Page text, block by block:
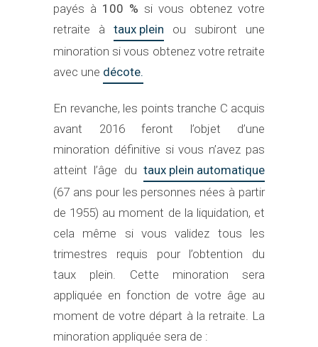
payés à 100 % si vous obtenez votre
retraite à taux plein ou subiront une
minoration si vous obtenez votre retraite
avec une décote.
En revanche, les points tranche C acquis
avant 2016 feront l’objet d’une
minoration définitive si vous n’avez pas
atteint l’âge du taux plein automatique
(67 ans pour les personnes nées à partir
de 1955) au moment de la liquidation, et
cela même si vous validez tous les
trimestres requis pour l’obtention du
taux plein. Cette minoration sera
appliquée en fonction de votre âge au
moment de votre départ à la retraite. La
minoration appliquée sera de :